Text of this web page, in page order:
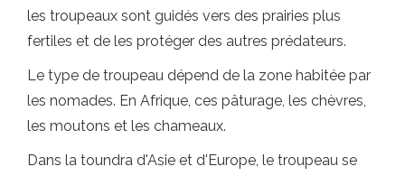
les troupeaux sont guidés vers des prairies plus
fertiles et de les protéger des autres prédateurs.
Le type de troupeau dépend de la zone habitée par
les nomades. En Afrique, ces pâturage, les chèvres,
les moutons et les chameaux.
Dans la toundra d'Asie et d'Europe, le troupeau se